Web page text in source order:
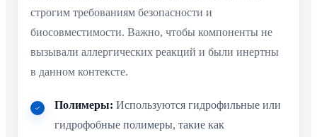
строгим требованиям безопасности и
биосовместимости. Важно, чтобы компоненты не
вызывали аллергических реакций и были инертны
в данном контексте.
Полимеры: Используются гидрофильные или
гидрофобные полимеры, такие как